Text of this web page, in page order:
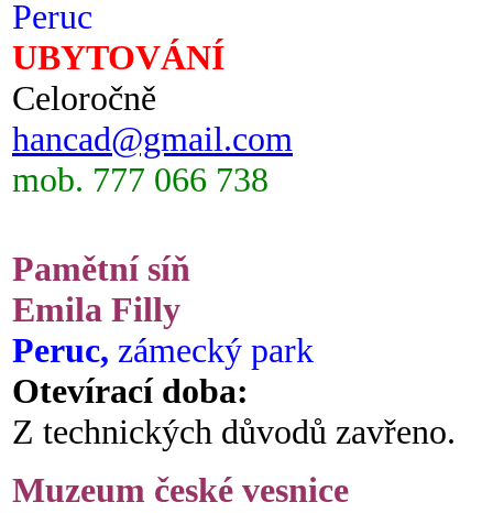
Peruc
UBYTOVÁNÍ
Celoročně
hancad@gmail.com
mob. 777 066 738
Pamětní síň
Emila Filly
Peruc, zámecký park
Otevírací doba:
Z technických důvodů zavřeno.
Muzeum české vesnice